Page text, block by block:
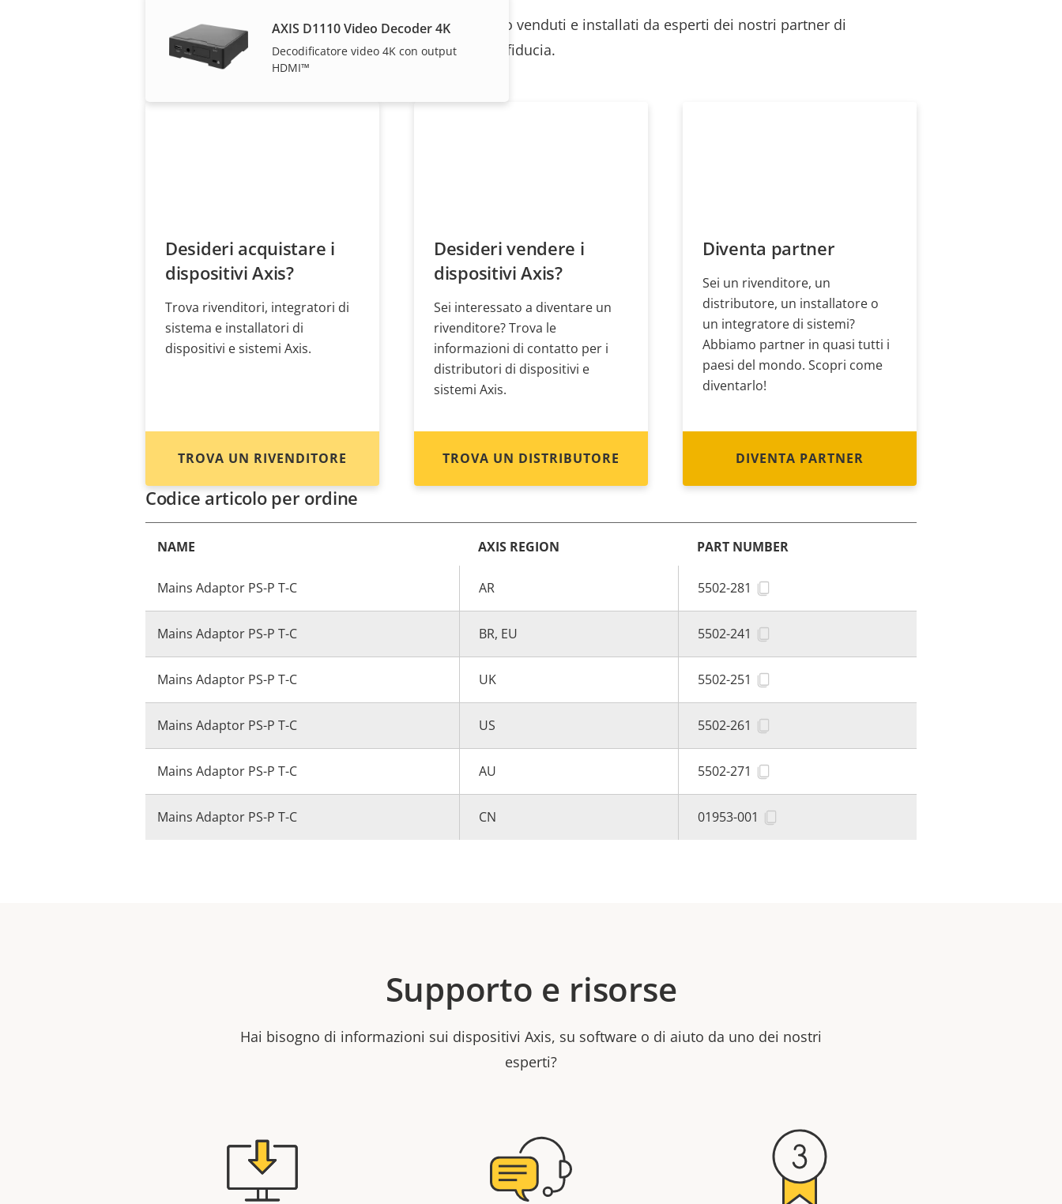
AXIS D1110 Video Decoder 4K
Decodificatore video 4K con output
HDMI™
Le soluzioni Axis e i singoli prodotti vengono venduti e installati da esperti dei nostri partner di
fiducia.
Desideri acquistare i
dispositivi Axis?
Trova rivenditori, integratori di
sistema e installatori di
dispositivi e sistemi Axis.
TROVA UN RIVENDITORE
Desideri vendere i
dispositivi Axis?
Sei interessato a diventare un
rivenditore? Trova le
informazioni di contatto per i
distributori di dispositivi e
sistemi Axis.
TROVA UN DISTRIBUTORE
Diventa partner
Sei un rivenditore, un
distributore, un installatore o
un integratore di sistemi?
Abbiamo partner in quasi tutti i
paesi del mondo. Scopri come
diventarlo!
DIVENTA PARTNER
Codice articolo per ordine
NAME AXIS REGION PART NUMBER
Mains Adaptor PS-P T-C AR 5502-281
Mains Adaptor PS-P T-C BR, EU 5502-241
Mains Adaptor PS-P T-C UK 5502-251
Mains Adaptor PS-P T-C US 5502-261
Mains Adaptor PS-P T-C AU 5502-271
Mains Adaptor PS-P T-C CN 01953-001
Supporto e risorse
Hai bisogno di informazioni sui dispositivi Axis, su software o di aiuto da uno dei nostri
esperti?